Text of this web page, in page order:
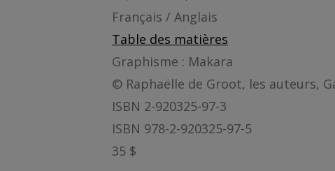
Français / Anglais
Table des matières
Graphisme : Makara
© Raphaëlle de Groot, les auteurs,
ISBN 2-920325-97-3
ISBN 978-2-920325-97-5
35 $